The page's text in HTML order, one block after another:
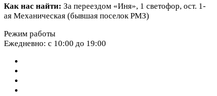
Как нас найти: За переездом «Иня», 1 светофор, ост. 1-
ая Механическая (бывшая поселок РМЗ)
Режим работы
Ежедневно: с 10:00 до 19:00